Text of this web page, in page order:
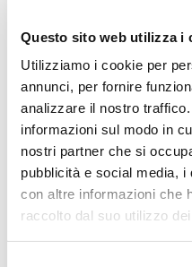
Questo sito web utilizza i
Utilizziamo i cookie per
annunci, per fornire
analizzare il nostro
informazioni sul modo in
nostri partner che si
pubblicità e social media, i
con altre informazioni che
raccolto dal suo utilizzo
mercato
due
gli arrivi
primi
21/07/2026
PORTO
"Ripartiamo con
Ripartire da zero, puntando sui
territorio e su un forte senso di
questa la missione di Alessandro
direttore sportivo del Porto
...leggi